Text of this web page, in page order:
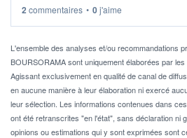
Idéalement, je voudrais qu'il soit
Pour l' ...
2 commentaires • 0j'aime
L'ensemble des analyses et/ou recommandations
BOURSORAMA sont uniquement élaborées par
Agissant exclusivement en qualité de canal de
en aucune manière à leur élaboration ni exercé
leur sélection. Les informations contenues dans
ont été retranscrites "en l'état", sans déclaration ni
opinions ou estimations qui y sont exprimées sont